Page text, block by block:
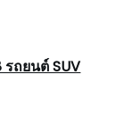
ถยนต์ SUV